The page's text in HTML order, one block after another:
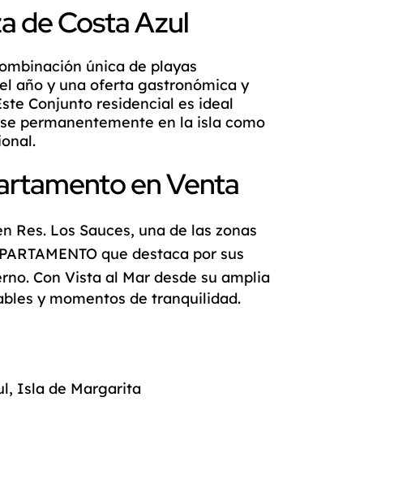
de Costa Azul
única de playas
año y una oferta gastronómica y
Conjunto residencial es ideal
permanentemente en la isla como
en Venta
Res. Los Sauces, una de las zonas
que destaca por sus
Con Vista al Mar desde su amplia
y momentos de tranquilidad.
Isla de Margarita